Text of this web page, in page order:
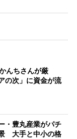
んちさんが厳
の次」に資金が流
・豊丸産業がパチ
大手と中小の格